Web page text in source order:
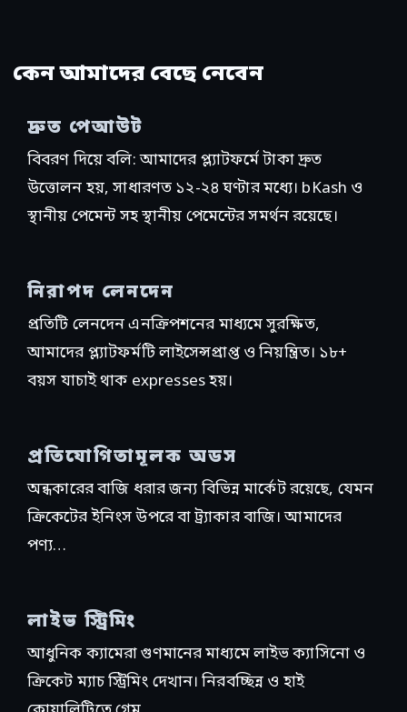
কেন আমাদের বেছে নেবেন
দ্রুত পেআউট
বিবরণ দিয়ে বলি: আমাদের প্ল্যাটফর্মে টাকা দ্রুত
উত্তোলন হয়, সাধারণত ১২-২৪ ঘণ্টার মধ্যে। bKash ও
স্থানীয় পেমেন্ট সহ স্থানীয় পেমেন্টের সমর্থন রয়েছে।
নিরাপদ লেনদেন
প্রতিটি লেনদেন এনক্রিপশনের মাধ্যমে সুরক্ষিত,
আমাদের প্ল্যাটফর্মটি লাইসেন্সপ্রাপ্ত ও নিয়ন্ত্রিত। ১৮+
বয়স যাচাই থাক expresses হয়।
প্রতিযোগিতামূলক অডস
অন্ধকারের বাজি ধরার জন্য বিভিন্ন মার্কেট রয়েছে, যেমন
ক্রিকেটের ইনিংস উপরে বা ট্র্যাকার বাজি। আমাদের
পণ্য…
লাইভ স্ট্রিমিং
আধুনিক ক্যামেরা গুণমানের মাধ্যমে লাইভ ক্যাসিনো ও
ক্রিকেট ম্যাচ স্ট্রিমিং দেখান। নিরবচ্ছিন্ন ও হাই